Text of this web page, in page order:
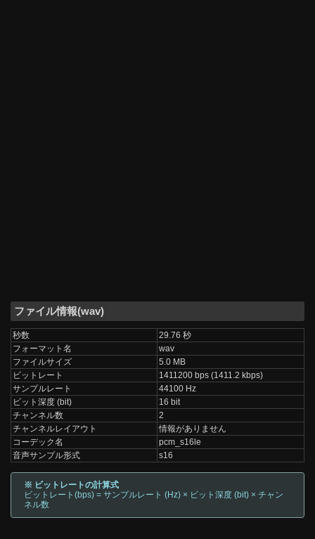
ファイル情報(wav)
秒数
29.76 秒
フォーマット名
wav
ファイルサイズ
5.0 MB
ビットレート
1411200 bps (1411.2 kbps)
サンプルレート
44100 Hz
ビット深度 (bit)
16 bit
チャンネル数
2
チャンネルレイアウト
情報がありません
コーデック名
pcm_s16le
音声サンプル形式
s16
※ ビットレートの計算式
ビットレート(bps) = サンプルレート (Hz) × ビット深度 (bit) × チャン
ネル数